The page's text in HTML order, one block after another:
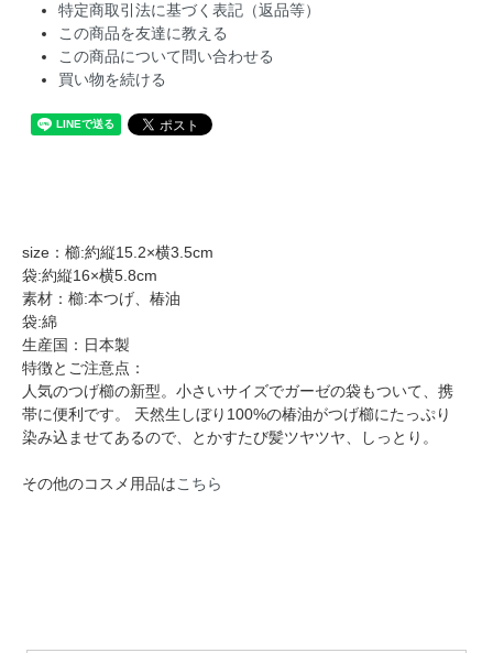
特定商取引法に基づく表記（返品等）
この商品を友達に教える
この商品について問い合わせる
買い物を続ける
size：櫛:約縦15.2×横3.5cm
袋:約縦16×横5.8cm
素材：櫛:本つげ、椿油
袋:綿
生産国：日本製
特徴とご注意点：
人気のつげ櫛の新型。小さいサイズでガーゼの袋もついて、携
帯に便利です。 天然生しぼり100%の椿油がつげ櫛にたっぷり
染み込ませてあるので、とかすたび髪ツヤツヤ、しっとり。
その他のコスメ用品はこちら